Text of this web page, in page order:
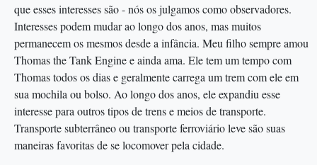
que esses interesses são - nós os julgamos como observadores.
Interesses podem mudar ao longo dos anos, mas muitos
permanecem os mesmos desde a infância. Meu filho sempre amou
Thomas the Tank Engine e ainda ama. Ele tem um tempo com
Thomas todos os dias e geralmente carrega um trem com ele em
sua mochila ou bolso. Ao longo dos anos, ele expandiu esse
interesse para outros tipos de trens e meios de transporte.
Transporte subterrâneo ou transporte ferroviário leve são suas
maneiras favoritas de se locomover pela cidade.